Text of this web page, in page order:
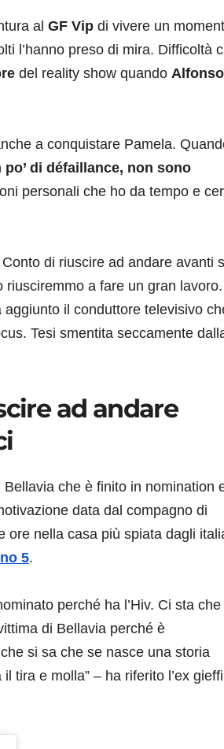
al GF Vip di vivere un
l’hanno preso di mira. Difficoltà
del reality show quando Alfonso
a conquistare Pamela.
di défaillance, non sono
personali che ho da tempo e
di riuscire ad andare avanti
a fare un gran
aggiunto il conduttore televisivo
Tesi smentita seccamente
ad andare
che è finito in nomination
data dal compagno di
ore nella casa più spiata dagli
5.
perché ha l’Hiv. Ci sta
di Bellavia perché è
si sa che se nasce una storia
tira e molla” – ha riferito l’ex